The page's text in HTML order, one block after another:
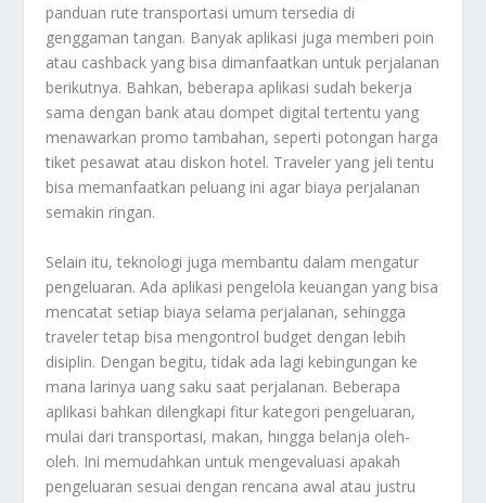
panduan rute transportasi umum tersedia di
genggaman tangan. Banyak aplikasi juga memberi poin
atau cashback yang bisa dimanfaatkan untuk perjalanan
berikutnya. Bahkan, beberapa aplikasi sudah bekerja
sama dengan bank atau dompet digital tertentu yang
menawarkan promo tambahan, seperti potongan harga
tiket pesawat atau diskon hotel. Traveler yang jeli tentu
bisa memanfaatkan peluang ini agar biaya perjalanan
semakin ringan.
Selain itu, teknologi juga membantu dalam mengatur
pengeluaran. Ada aplikasi pengelola keuangan yang bisa
mencatat setiap biaya selama perjalanan, sehingga
traveler tetap bisa mengontrol budget dengan lebih
disiplin. Dengan begitu, tidak ada lagi kebingungan ke
mana larinya uang saku saat perjalanan. Beberapa
aplikasi bahkan dilengkapi fitur kategori pengeluaran,
mulai dari transportasi, makan, hingga belanja oleh-
oleh. Ini memudahkan untuk mengevaluasi apakah
pengeluaran sesuai dengan rencana awal atau justru